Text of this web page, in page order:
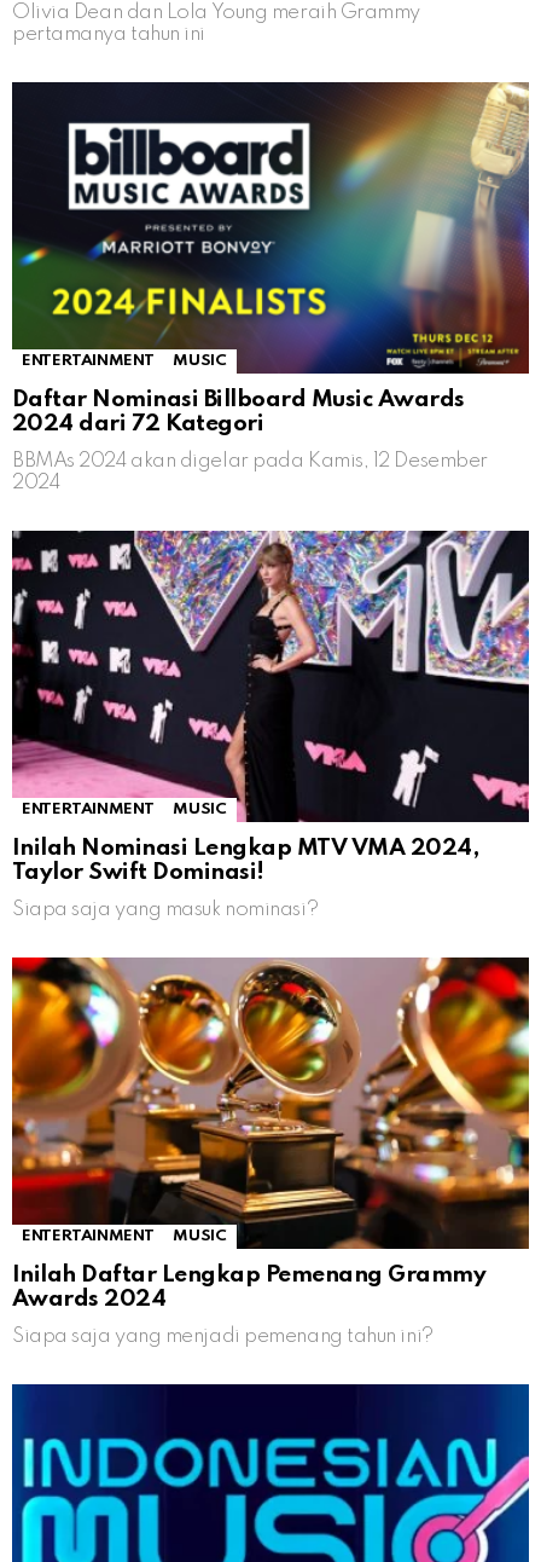
Olivia Dean dan Lola Young meraih Grammy
pertamanya tahun ini
ENTERTAINMENT MUSIC
Daftar Nominasi Billboard Music Awards
2024 dari 72 Kategori
BBMAs 2024 akan digelar pada Kamis, 12 Desember
2024
ENTERTAINMENT MUSIC
Inilah Nominasi Lengkap MTV VMA 2024,
Taylor Swift Dominasi!
Siapa saja yang masuk nominasi?
ENTERTAINMENT MUSIC
Inilah Daftar Lengkap Pemenang Grammy
Awards 2024
Siapa saja yang menjadi pemenang tahun ini?